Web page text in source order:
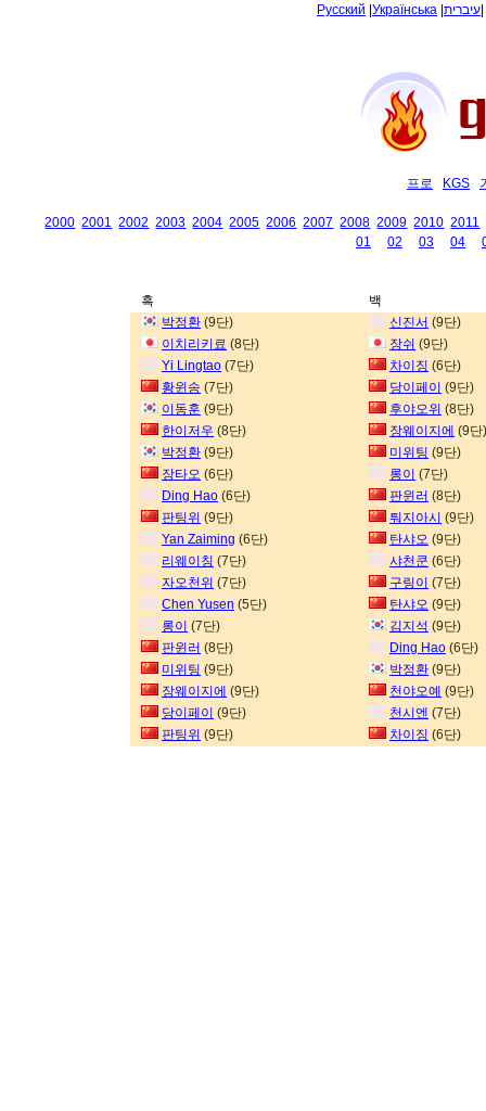
Русский Українська עיברית
프로 KGS
2000 2001 2002 2003 2004 2005 2006 2007 2008 2009 2010 2011
01
02 03 04
흑
백
박정환 (9단) 신진서 (9단)
이치리키료 (8단) 장쉬 (9단)
Yi Lingtao (7단) 차이징 (6단)
황윈송 (7단) 당이페이 (9단)
이동훈 (9단) 후야오위 (8단)
한이저우 (8단) 장웨이지에 (9단)
박정환 (9단) 미위팅 (9단)
장타오 (6단) 롱이 (7단)
Ding Hao (6단) 판윈러 (8단)
판팅위 (9단) 퉈지아시 (9단)
Yan Zaiming (6단) 탄샤오 (9단)
리웨이칭 (7단) 샤천쿤 (6단)
자오천위 (7단) 구링이 (7단)
Chen Yusen (5단) 탄샤오 (9단)
롱이 (7단) 김지석 (9단)
판윈러 (8단) Ding Hao (6단)
미위팅 (9단) 박정환 (9단)
장웨이지에 (9단) 천야오예 (9단)
당이페이 (9단) 천시엔 (7단)
판팅위 (9단) 차이징 (6단)